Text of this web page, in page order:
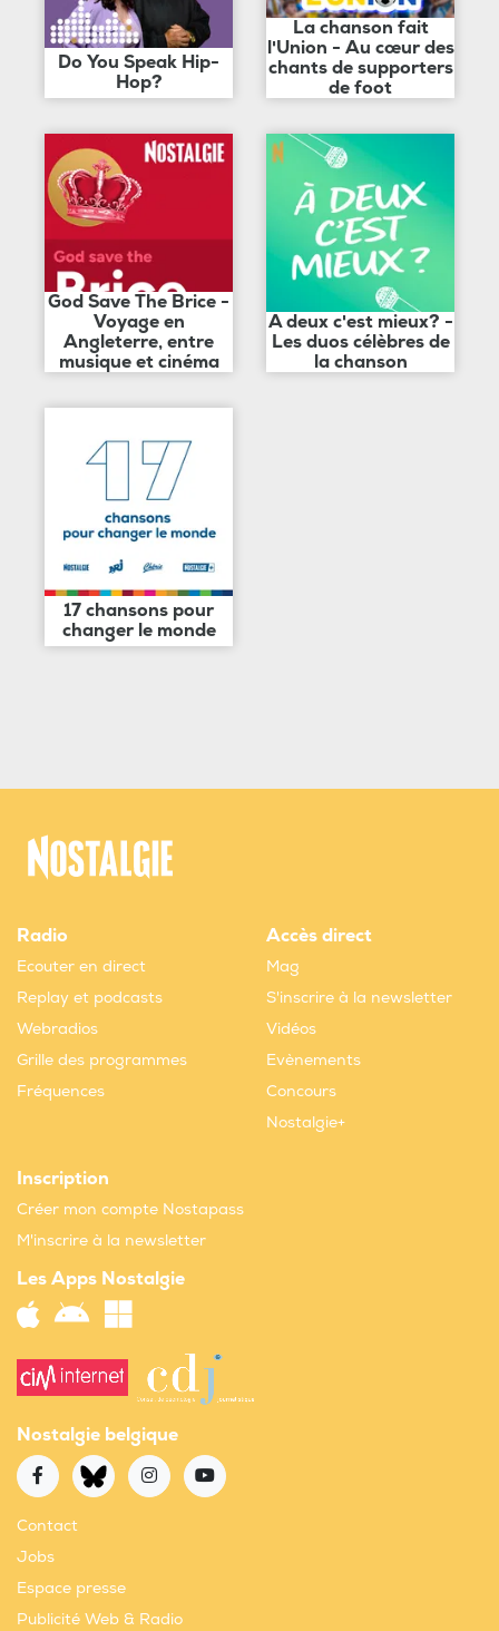
Do You Speak Hip-
Hop?
La chanson fait
l'Union - Au cœur des
chants de supporters
de foot
God Save The Brice -
Voyage en
Angleterre, entre
musique et cinéma
A deux c'est mieux? -
Les duos célèbres de
la chanson
17 chansons pour
changer le monde
Radio
Ecouter en direct
Replay et podcasts
Webradios
Grille des programmes
Fréquences
Accès direct
Mag
S'inscrire à la newsletter
Vidéos
Evènements
Concours
Nostalgie+
Inscription
Créer mon compte Nostapass
M'inscrire à la newsletter
Les Apps Nostalgie
Nostalgie belgique
Contact
Jobs
Espace presse
Publicité Web & Radio